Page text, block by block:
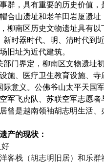
群，具有重要的历史价值
合山遗址和老羊田岩厦遗
柳南区历史文物遗址具有以
新时器时代、明、清时代到
旧址为近代建筑。
部门界定，柳南区文物遗
施、医疗卫生教育设施、
际意义。公佛爷山太平天
军飞虎队、苏联空军志愿
曾是越南领袖胡志明生活
产的现状：
好
栈（胡志明旧居）和乐群